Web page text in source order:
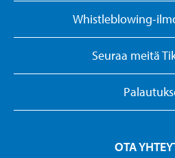
Whistleblowing-
Seuraa meitä
OTA